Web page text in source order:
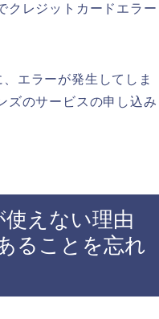
クレジットカードエラー
エラーが発生してしま
ズのサービスの申し込み
えない理由
ることを忘れ